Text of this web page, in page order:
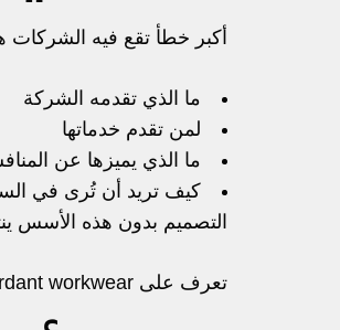
أكبر خطأ تقع فيه الشركات
ما الذي تقدمه الشركة
لمن تقدم خدماتها
ما الذي يميزها عن
كيف تريد أن تُرى في
التصميم بدون هذه الأسس
تعرف على workwear